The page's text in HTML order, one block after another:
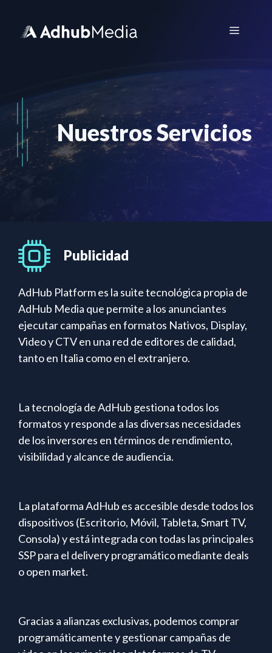
contenido
Menú
Nuestros Servicios
Publicidad
AdHub Platform es la suite tecnológica propia de
AdHub Media que permite a los anunciantes
ejecutar campañas en formatos Nativos, Display,
Video y CTV en una red de editores de calidad,
tanto en Italia como en el extranjero.
La tecnología de AdHub gestiona todos los
formatos y responde a las diversas necesidades
de los inversores en términos de rendimiento,
visibilidad y alcance de audiencia.
La plataforma AdHub es accesible desde todos los
dispositivos (Escritorio, Móvil, Tableta, Smart TV,
Consola) y está integrada con todas las principales
SSP para el delivery programático mediante deals
o open market.
Gracias a alianzas exclusivas, podemos comprar
programáticamente y gestionar campañas de